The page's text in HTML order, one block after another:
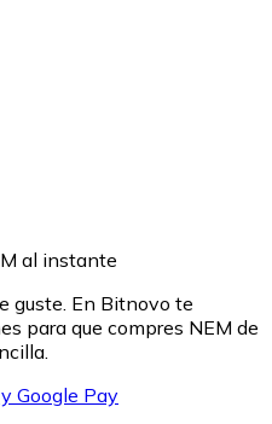
al instante
guste. En Bitnovo te
para que compres NEM de
Google Pay